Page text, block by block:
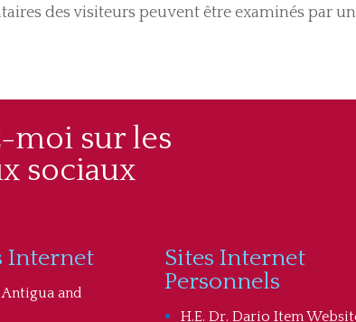
des visiteurs peuvent être examinés par
moi sur les
sociaux
Internet
and
Sites Internet
Personnels
H.E. Dr. Dario Item